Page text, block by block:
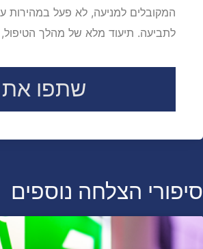
המקובלים למניעה, לא פעל במהירות
לתביעה. תיעוד מלא של מהלך
שתפו
סיפורי הצלחה נוספים